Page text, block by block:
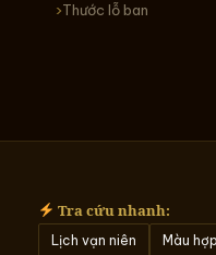
Thước lỗ ban
Tra cứu nhanh:
Lịch vạn niên Màu